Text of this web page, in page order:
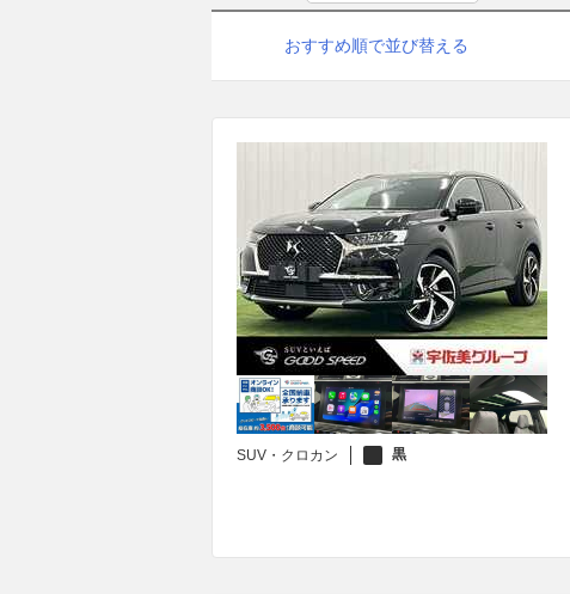
おすすめ順で並び替える
SUV・クロカン 黒